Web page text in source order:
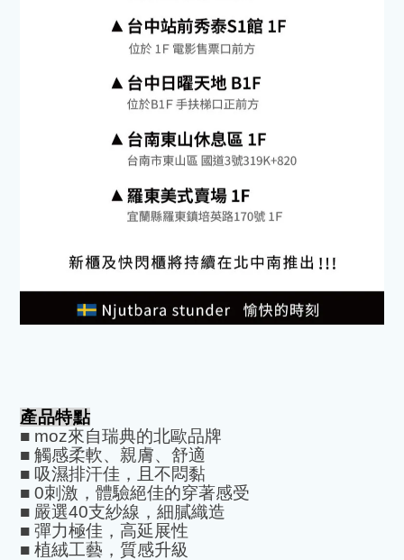
產品特點
■ moz來自瑞典的北歐品牌
■ 觸感柔軟、親膚、舒適
■ 吸濕排汗佳，且不悶黏
■ 0刺激，體驗絕佳的穿著感受
■ 嚴選40支紗線，細膩織造
■ 彈力極佳，高延展性
■ 植絨工藝，質感升級